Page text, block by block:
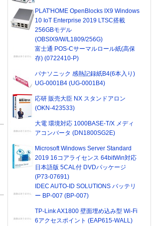
PLAT'HOME OpenBlocks IX9 Windows
10 IoT Enterprise 2019 LTSC搭載
256GBモデル
(OBSIX9/W/L1809/256G)
富士通 POS-Cサーマルロール紙(高保
存) (0722410-P)
パナソニック 感熱記録紙B4(6本入り)
UG-0001B4 (UG-0001B4)
応研 販売大臣 NX スタンドアロン
(OKN-423533)
大電 環境対応 1000BASE-T/X メディ
アコンバータ (DN1800SG2E)
Microsoft Windows Server Standard
2019 16コアライセンス 64bitWin対応
日本語版 5CAL付 DVDパッケージ
(P73-07691)
IDEC AUTO-ID SOLUTIONS バッテリ
ー BP-007 (BP-007)
TP-Link AX1800 壁面埋め込み型 Wi-Fi
6アクセスポイント (EAP615-WALL)